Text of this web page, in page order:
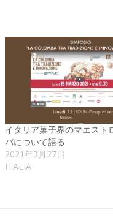
イタリア菓子界のマエスト
バについて語る
2021年3月27日
ITALIA